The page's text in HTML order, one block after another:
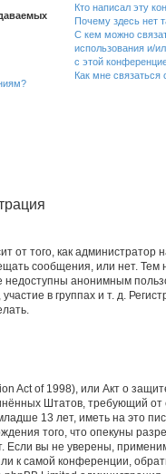
Кто написал эту
Почему здесь нет
С кем можно
использования и/
с этой
Как мне
от того, как
сообщения, или нет. Тем
недоступны анонимным
в группах и т. д.
Act of 1998), или Акт о
Штатов, требующий от
13 лет, иметь на это
того, что опекуны
вы не уверены,
к самой конференции,